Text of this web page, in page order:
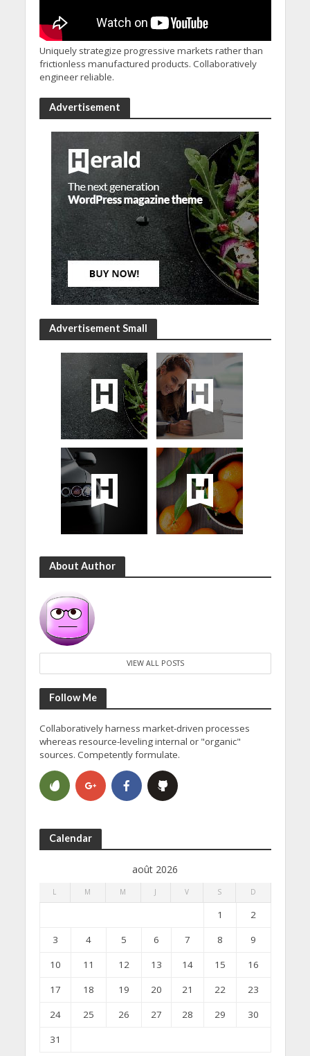
Uniquely strategize progressive markets rather than
frictionless manufactured products. Collaboratively
engineer reliable.
Advertisement
Advertisement Small
About Author
VIEW ALL POSTS
Follow Me
Collaboratively harness market-driven processes
whereas resource-leveling internal or "organic"
sources. Competently formulate.
Calendar
août 2026
L M M J V S D
1
2
3
4 5 6 7 8
9
10
11 12 13 14 15
16
17
18 19 20 21 22
23
24
25 26 27 28 29
30
31